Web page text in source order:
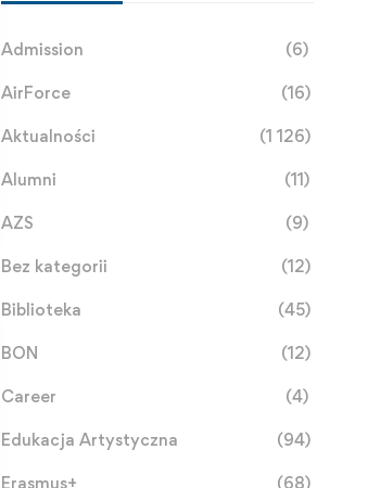
Admission (6)
AirForce (16)
Aktualności (1 126)
Alumni (11)
AZS (9)
Bez kategorii (12)
Biblioteka (45)
BON (12)
Career (4)
Edukacja Artystyczna (94)
Erasmus+ (68)